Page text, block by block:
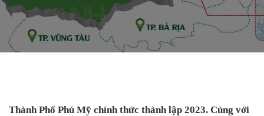
Thành Phố Phú Mỹ chính thức thành lập 2023. Cùng với